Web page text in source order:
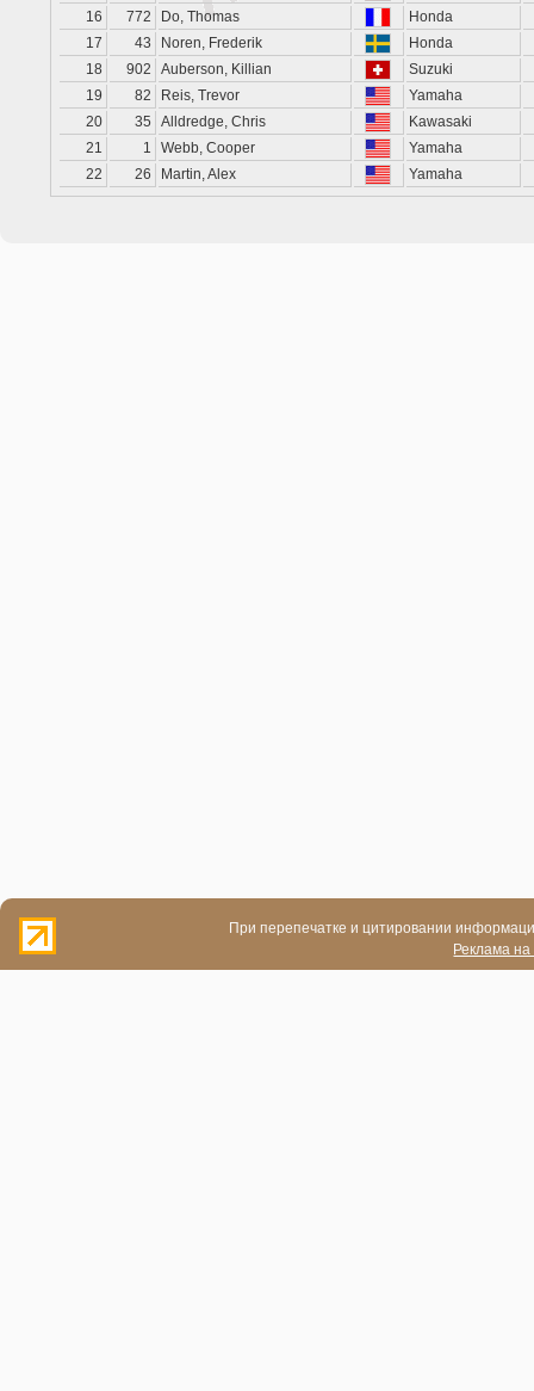
16
772 Do, Thomas
Honda
17
43 Noren, Frederik
Honda
18
902 Auberson, Killian
Suzuki
19
82 Reis, Trevor
Yamaha
20
35 Alldredge, Chris
Kawasaki
21
1 Webb, Cooper
Yamaha
22
26 Martin, Alex Yamaha
При перепечатке и цитировании
Реклама на